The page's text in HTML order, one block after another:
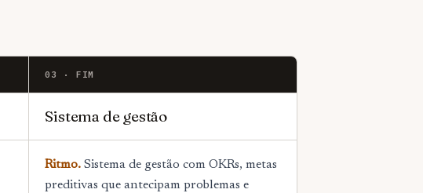
03 · FIM
Sistema de gestão
Ritmo. Sistema de gestão com OKRs, metas
preditivas que antecipam problemas e